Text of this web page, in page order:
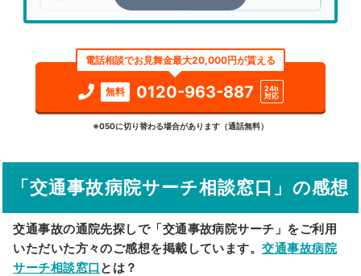
検索する
詳細条件で絞り込む
駅から探す 院名から探す
電話相談でお見舞金最大20,000円が貰える
無料 0120-963-887
24h
対応
※050に切り替わる場合があります（通話無料）
「交通事故病院サーチ相談窓口」の感想
交通事故の通院先探しで「交通事故病院サーチ」をご利用
いただいた方々のご感想を掲載しています。交通事故病院
サーチ相談窓口 とは？